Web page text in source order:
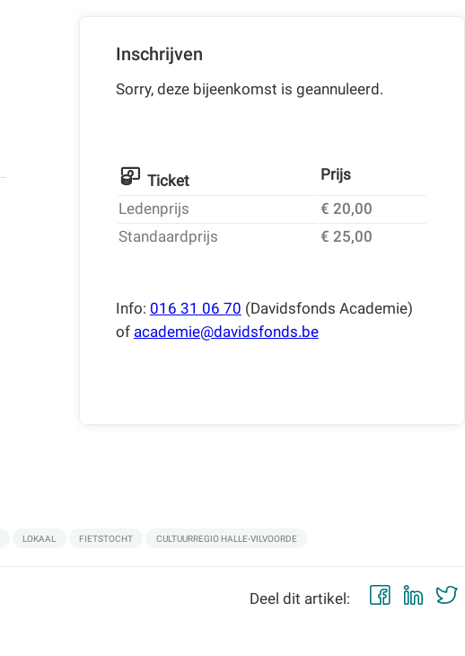
Inschrijven
Sorry, deze bijeenkomst is geannuleerd.
Ticket
Prijs
Ledenprijs
€ 20,00
Standaardprijs
€ 25,00
Info: 016 31 06 70 (Davidsfonds Academie)
of academie@davidsfonds.be
LOKAAL FIETSTOCHT CULTUURREGIO HALLE-VILVOORDE
Deel dit artikel: